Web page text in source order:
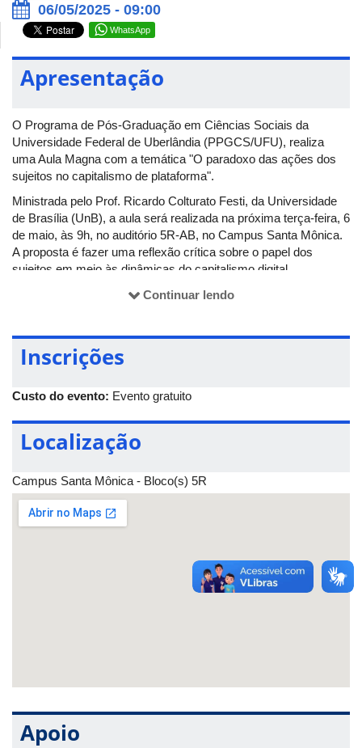
06/05/2025 - 09:00
WhatsApp
Apresentação
O Programa de Pós-Graduação em Ciências Sociais da
Universidade Federal de Uberlândia (PPGCS/UFU), realiza
uma Aula Magna com a temática "O paradoxo das ações dos
sujeitos no capitalismo de plataforma".
Ministrada pelo Prof. Ricardo Colturato Festi, da Universidade
de Brasília (UnB), a aula será realizada na próxima terça-feira, 6
de maio, às 9h, no auditório 5R-AB, no Campus Santa Mônica.
A proposta é fazer uma reflexão crítica sobre o papel dos
sujeitos em meio às dinâmicas do capitalismo digital.
Para mais informações, acesse o perfil no
Continuar lendo
Inscrições
Custo do evento: Evento gratuito
Localização
Campus Santa Mônica - Bloco(s) 5R
Apoio